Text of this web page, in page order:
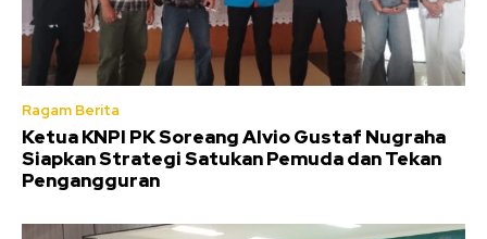
Ragam Berita
Ketua KNPI PK Soreang Alvio Gustaf Nugraha
Siapkan Strategi Satukan Pemuda dan Tekan
Pengangguran